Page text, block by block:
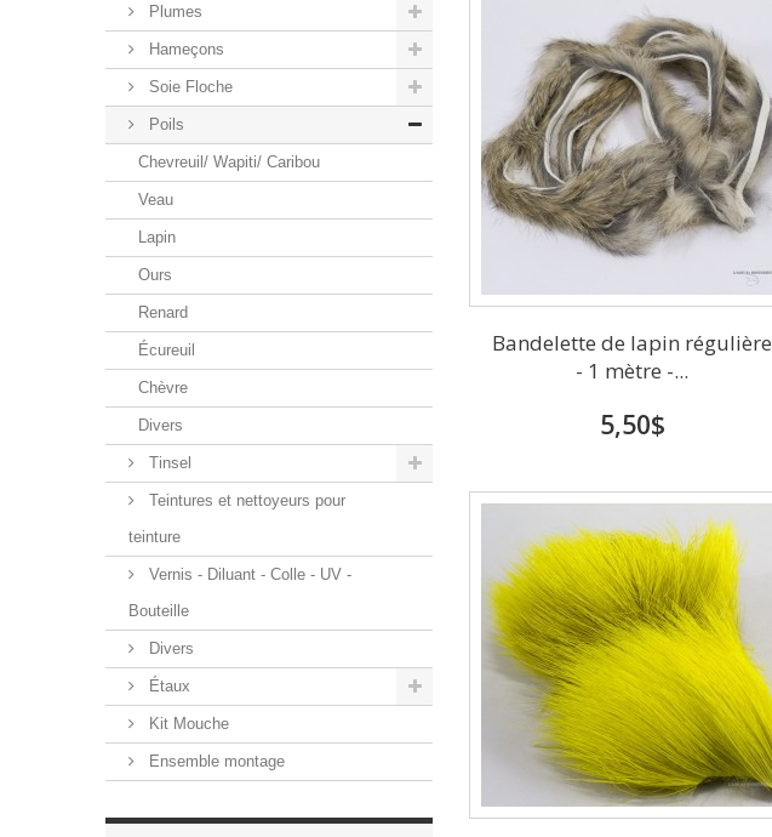
Plumes
Hameçons
Soie Floche
Poils
Chevreuil/ Wapiti/ Caribou
Veau
Lapin
Ours
Renard
Écureuil
Chèvre
Divers
Tinsel
Teintures et nettoyeurs pour
teinture
Vernis - Diluant - Colle - UV -
Bouteille
Divers
Étaux
Kit Mouche
Ensemble montage
Bandelette de lapin régulière
- 1 mètre -...
5,50$